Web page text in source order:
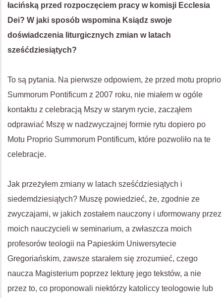
łacińską przed rozpoczęciem pracy w komisji Ecclesia
Dei? W jaki sposób wspomina Ksiądz swoje
doświadczenia liturgicznych zmian w latach
sześćdziesiątych?
To są pytania. Na pierwsze odpowiem, że przed motu proprio
Summorum Pontificum z 2007 roku, nie miałem w ogóle
kontaktu z celebracją Mszy w starym rycie, zacząłem
odprawiać Mszę w nadzwyczajnej formie rytu dopiero po
Motu Proprio Summorum Pontificum, które pozwoliło na te
celebracje.
Jak przeżyłem zmiany w latach sześćdziesiątych i
siedemdziesiątych? Muszę powiedzieć, że, zgodnie ze
zwyczajami, w jakich zostałem nauczony i uformowany przez
moich nauczycieli w seminarium, a zwłaszcza moich
profesorów teologii na Papieskim Uniwersytecie
Gregoriańskim, zawsze starałem się zrozumieć, czego
naucza Magisterium poprzez lekturę jego tekstów, a nie
przez to, co proponowali niektórzy katoliccy teologowie lub